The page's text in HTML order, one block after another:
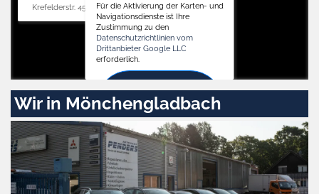
Krefelderstr. 455, 41066 Mönchengladbach
Für die Aktivierung der Karten- und
Navigationsdienste ist Ihre
Zustimmung zu den
Datenschutzrichtlinien vom
Drittanbieter Google LLC
erforderlich.
Zustimmen
und
aktivieren
Wir in Mönchengladbach